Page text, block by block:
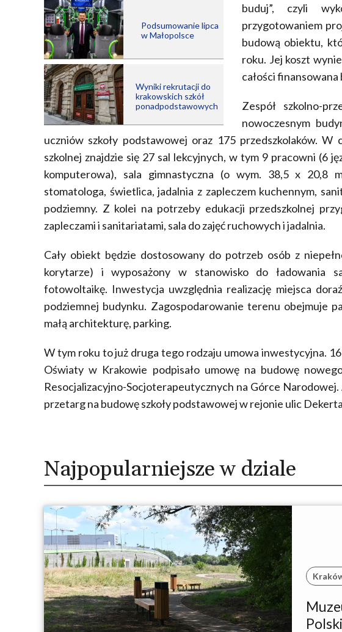
Podsumowanie lipca
w Małopolsce
Wyniki rekrutacji do
krakowskich szkół
ponadpodstawowych
buduj”, czyli
przygotowaniem
budową obiektu,
roku. Jej koszt
całości
Zespół szkolno-
nowoczesnym
uczniów szkoły podstawowej oraz 175 przedszkolaków. W
szkolnej znajdzie się 27 sal lekcyjnych, w tym 9 pracowni (6
komputerowa), sala gimnastyczna (o wym. 38,5 x 20,8
stomatologa, świetlica, jadalnia z zapleczem kuchennym,
podziemny. Z kolei na potrzeby edukacji przedszkolnej
zapleczami i sanitariatami, sala do zajęć ruchowych i jadalnia.
Cały obiekt będzie dostosowany do potrzeb osób z
korytarze) i wyposażony w stanowisko do ładowania
fotowoltaikę. Inwestycja uwzględnia realizację miejsca
podziemnej budynku. Zagospodarowanie terenu obejmuje
małą architekturę, parking.
W tym roku to już druga tego rodzaju umowa inwestycyjna.
Oświaty w Krakowie podpisało umowę na budowę
Resocjalizacyjno-Socjoterapeutycznych na Górce
przetarg na budowę szkoły podstawowej w rejonie ulic
Najpopularniejsze w dziale